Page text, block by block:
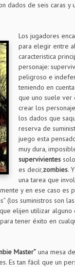
dados de seis caras
Los jugadores
para elegir entre
caracteristica
personaje:
peligroso e
teniendo en
que uno suele ver
crear los
los dados que
reserva de
juego esta
muy dura,
supervivientes
es decir,zombies.
una tarea que
y en ese caso es
(los suministros son
elijen utilizar alguno
tener éxito en
Master” una mesa
Es tan fácil que un